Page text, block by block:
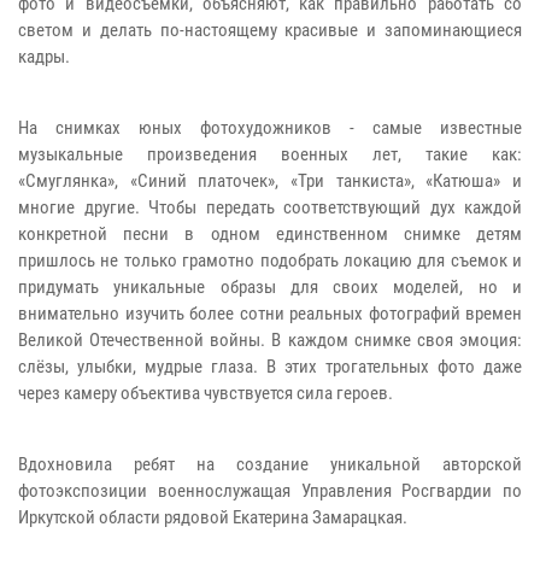
светом и делать по-настоящему красивые и запоминающиеся
кадры.
На снимках юных фотохудожников - самые известные
музыкальные произведения военных лет, такие как:
«Смуглянка», «Синий платочек», «Три танкиста», «Катюша» и
многие другие. Чтобы передать соответствующий дух каждой
конкретной песни в одном единственном снимке детям
пришлось не только грамотно подобрать локацию для съемок и
придумать уникальные образы для своих моделей, но и
внимательно изучить более сотни реальных фотографий времен
Великой Отечественной войны. В каждом снимке своя эмоция:
слёзы, улыбки, мудрые глаза. В этих трогательных фото даже
через камеру объектива чувствуется сила героев.
Вдохновила ребят на создание уникальной авторской
фотоэкспозиции военнослужащая Управления Росгвардии по
Иркутской области рядовой Екатерина Замарацкая.